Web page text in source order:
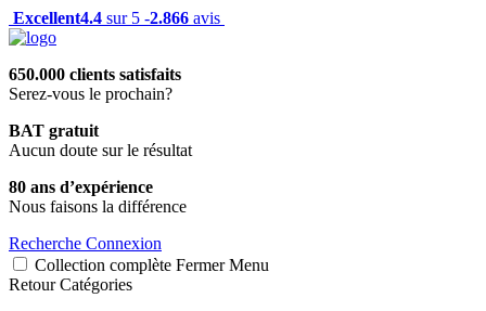
Excellent4.4 sur 5 -2.866 avis
650.000 clients satisfaits
Serez-vous le prochain?
BAT gratuit
Aucun doute sur le résultat
80 ans d’expérience
Nous faisons la différence
Recherche Connexion
Collection complète Fermer Menu
Retour Catégories